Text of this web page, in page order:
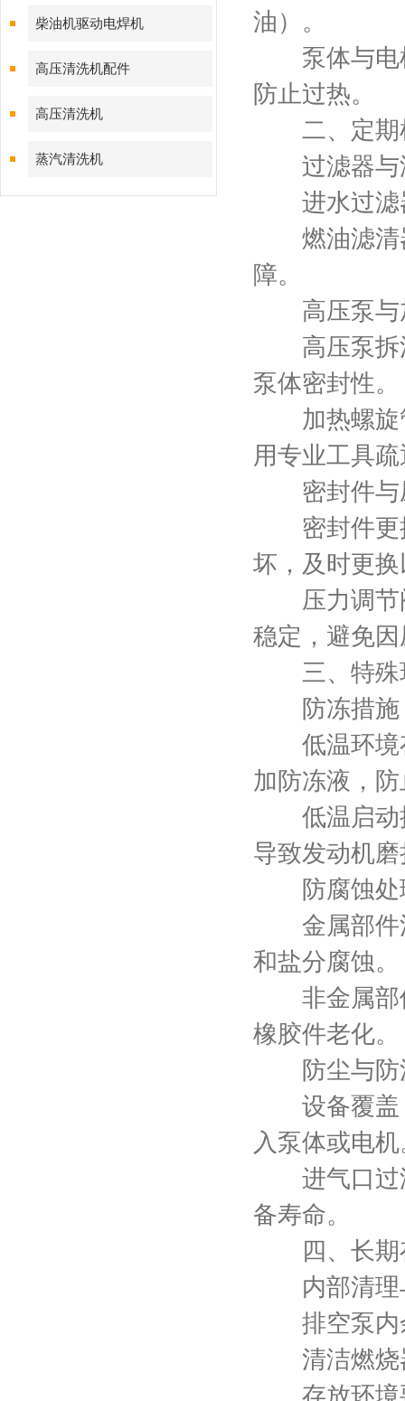
柴油机驱动电焊机
高压清洗机配件
高压清洗机
蒸汽清洗机
油）。
泵体与电机
防止过热。
二、定期
过滤器与
进水过滤器
燃油滤清器
障。
高压泵与
高压泵拆洗
泵体密封性。
加热螺旋管
用专业工具
密封件与
密封件更换
坏，及时更
压力调节阀
稳定，避免
三、特殊
防冻措施
低温环境存
加防冻液，
低温启动操
导致发动机
防腐蚀处
金属部件涂
和盐分腐蚀。
非金属部件
橡胶件老化。
防尘与防
设备覆盖：
入泵体或电
进气口过滤
备寿命。
四、长期
内部清理
排空泵内余
清洁燃烧器
存放环境